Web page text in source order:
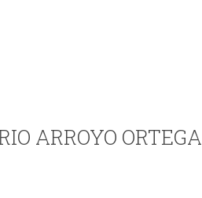
ARROYO ORTEGA